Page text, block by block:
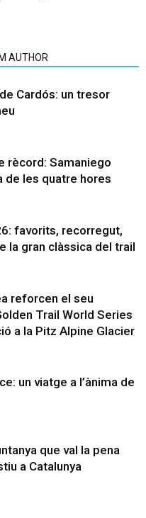
AUTHOR
Cardós: un tresor
rècord: Samaniego
de les quatre hores
favorits, recorregut,
la gran clàssica del trail
reforcen el seu
Trail World Series
a la Pitz Alpine Glacier
un viatge a l’ànima de
que val la pena
a Catalunya